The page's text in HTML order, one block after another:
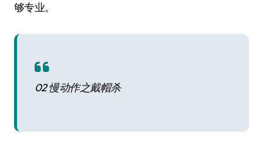
够专业。
02 慢动作之戴帽杀